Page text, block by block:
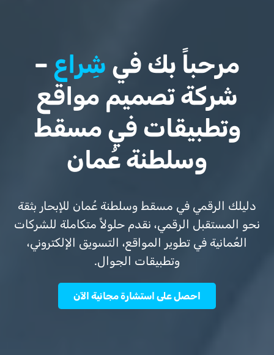
مرحباً بك في شِراع –
شركة تصميم مواقع
وتطبيقات في مسقط
وسلطنة عُمان
دليلك الرقمي في مسقط وسلطنة عُمان للإبحار بثقة
نحو المستقبل الرقمي، نقدم حلولاً متكاملة للشركات
العُمانية في تطوير المواقع، التسويق الإلكتروني،
وتطبيقات الجوال.
احصل على استشارة مجانية الآن